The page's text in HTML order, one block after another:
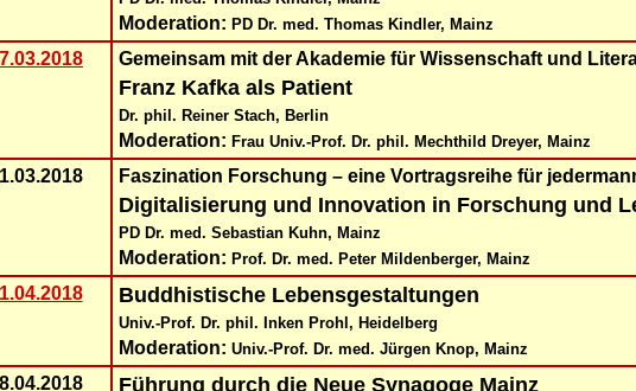
Moderation: PD Dr. med. Thomas Kindler, Mainz
Gemeinsam mit der Akademie für Wissenschaft und
Franz Kafka als Patient
Dr. phil. Reiner Stach, Berlin
Moderation: Frau Univ.-Prof. Dr. phil. Mechthild Dreyer, Mainz
Faszination Forschung – eine Vortragsreihe für
Digitalisierung und Innovation in Forschung und
PD Dr. med. Sebastian Kuhn, Mainz
Moderation: Prof. Dr. med. Peter Mildenberger, Mainz
Buddhistische Lebensgestaltungen
Univ.-Prof. Dr. phil. Inken Prohl, Heidelberg
Moderation: Univ.-Prof. Dr. med. Jürgen Knop, Mainz
Führung durch die Neue Synagoge Mainz